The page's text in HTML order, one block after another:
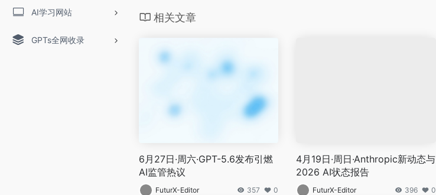
AI学习网站
GPTs全网收录
相关文章
6月27日·周六·GPT-5.6发布引燃
AI监管热议
FuturX-Editor 357 0
4月19日·周日·Anthropic新动态与
2026 AI状态报告
FuturX-Editor 396 0